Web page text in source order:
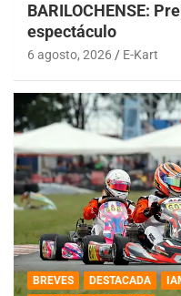
BARILOCHENSE:
espectáculo
6 agosto, 2026 E-Kart
BREVES DESTACADA